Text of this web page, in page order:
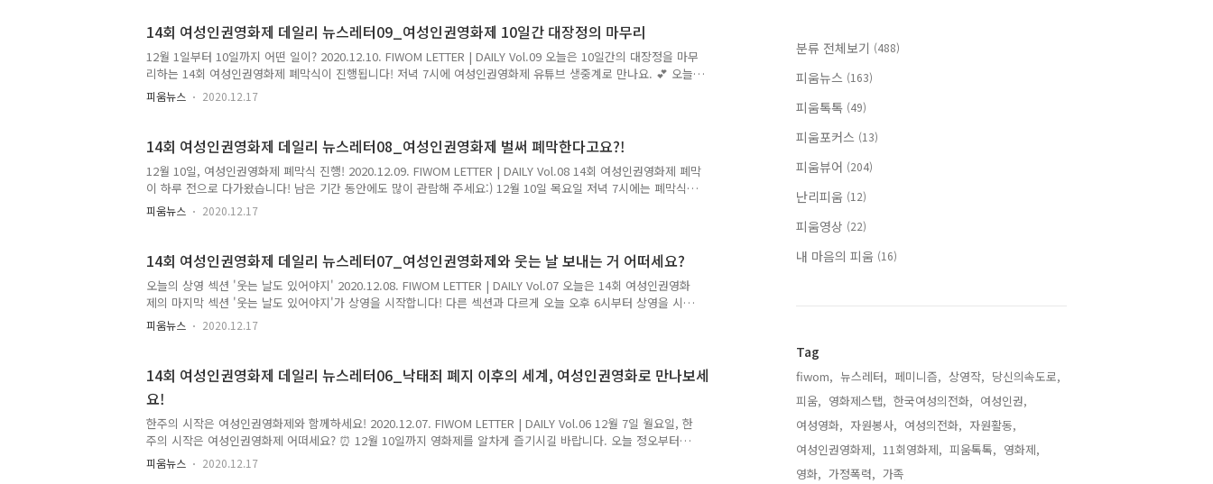
치지 마세요:) 14회 여성인권영화제 폐막식을 여성인권영화제 유튜브 채널에서 다시 볼 수 있어요. 👏 10일간 진
행된 영화제를 숫자로 살펴..
14회 여성인권영화제 데일리 뉴스레터09_여성인권영화제 10일간 대장정의 마무리
12월 1일부터 10일까지 어떤 일이? 2020.12.10. FIWOM LETTER | DAILY Vol.09 오늘은 10일간의 대장정을 마무
리하는 14회 여성인권영화제 폐막식이 진행됩니다! 저녁 7시에 여성인권영화제 유튜브 생중계로 만나요. 💕 오늘
6시까지 상영하는 영화들을 꼭 챙겨보시길 추천드립니다:) 14회 여성인권영화제 폐막식은 12월 10일 목요일 저녁
7시, 여성인권영화제 유튜브 채널에서 진행됩니다. 👏 마지막 기회! 오늘 오후 6시까지 보실 수 있는 상영작을 온
실 수 있어요. 👀 온라인 무료 상영으로 진행되는 여성인권영화제는여러분의 후원과 참여로 만들어집니다. 여성인
권영화제 밀어주기🤛 ..
피움뉴스 2020.12.17
14회 여성인권영화제 데일리 뉴스레터08_여성인권영화제 벌써 폐막한다고요?!
12월 10일, 여성인권영화제 폐막식 진행! 2020.12.09. FIWOM LETTER | DAILY Vol.08 14회 여성인권영화제 폐막
이 하루 전으로 다가왔습니다! 남은 기간 동안에도 많이 관람해 주세요:) 12월 10일 목요일 저녁 7시에는 폐막식
이 진행됩니다. 함께하셔서 마무리를 빛내주세요. ✨ 어제 마지막으로 진행한 GV와 피움톡톡은 여성인권영화제
유튜브 채널에서 보실 수 있습니다. 12월 10일 목요일 저녁 7시, 여성인권영화제 유튜브 채널에서 폐막식이 진행
진행된 GV와 피움톡톡은 여성인권영화제 유튜브 채널에서 보실 수 있어요. 👀 온라인 무료 상영으로 진행되는 여
성인권영화제는..
피움뉴스 2020.12.17
14회 여성인권영화제 데일리 뉴스레터07_여성인권영화제와 웃는 날 보내는 거 어떠세요?
오늘의 상영 섹션 '웃는 날도 있어야지' 2020.12.08. FIWOM LETTER | DAILY Vol.07 오늘은 14회 여성인권영화
제의 마지막 섹션 '웃는 날도 있어야지'가 상영을 시작합니다! 다른 섹션과 다르게 오늘 오후 6시부터 상영을 시
작하여 12월 10일 목요일 오후 6시에 종료됩니다. 12월 10일 목요일 오후 7시에는 여성인권영화제 유튜브 채널에
서 폐막식이 진행되오니 많이 참여해 주세요. 👏 어제 진행한 피움톡톡과 함께 오늘 오후 4시 감독과의 대화, 저
요! 지금까지 진행된 피움톡톡은 여성인권영화제 유튜브 채널 혹은 온라인 상영관에서 보실 수 있어요. 오늘 오후
4시 감독과의 대..
피움뉴스 2020.12.17
14회 여성인권영화제 데일리 뉴스레터06_낙태죄 폐지 이후의 세계, 여성인권영화로 만나보세
요!
한주의 시작은 여성인권영화제와 함께하세요! 2020.12.07. FIWOM LETTER | DAILY Vol.06 12월 7일 월요일, 한
주의 시작은 여성인권영화제 어떠세요? ⏰ 12월 10일까지 영화제를 알차게 즐기시길 바랍니다. 오늘 정오부터
'MY BODY MY CHOICE' 섹션의 상영이 시작됩니다. 영화를 더욱 풍부하게 보는 법! 어제 진행한 감독과의 대화
와 피움톡톡도 보시고, 오늘 저녁 7시에 진행되는 피움톡톡에서 만나요. 🎶 14회 여성인권영화제 굿즈 텀블벅 펀
피움뉴스 2020.12.17
분류 전체보기 (488)
피움뉴스 (163)
피움톡톡 (49)
피움포커스 (13)
피움뷰어 (204)
난리피움 (12)
피움영상 (22)
내 마음의 피움 (16)
Tag
fiwom, 뉴스레터, 페미니즘, 상영작, 당신의속도로,
피움, 영화제스탭, 한국여성의전화, 여성인권,
여성영화, 자원봉사, 여성의전화, 자원활동,
여성인권영화제, 11회영화제, 피움톡톡, 영화제,
영화, 가정폭력, 가족,